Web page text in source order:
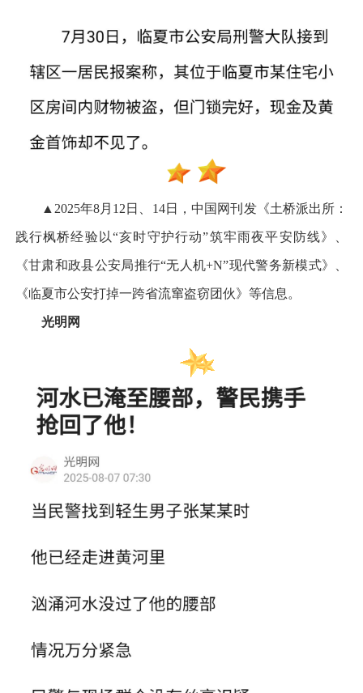
▲2025年8月12日、14日，中国网刊发《土桥派出所：
践行枫桥经验以“亥时守护行动”筑牢雨夜平安防线》、
《甘肃和政县公安局推行“无人机+N”现代警务新模式》、
《临夏市公安打掉一跨省流窜盗窃团伙》等信息。
光明网